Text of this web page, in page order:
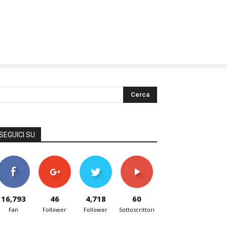
SU
16,793
Fan
46
Follower
4,718
Follower
60
Sottoscrittori